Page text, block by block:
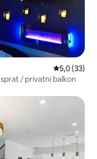
Prosječna
5,0 (33)
/ privatni balkon